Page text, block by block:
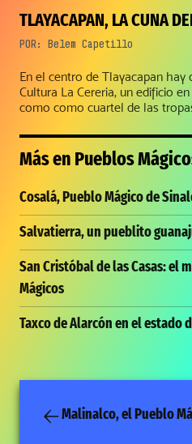
TLAYACAPAN, LA CUNA
POR: Belem Capetillo
En el centro de Tlayacapan hay
Cultura La Cereria, un edificio
como como cuartel de las
Más en Pueblos
Cosalá, Pueblo Mágico de
Salvatierra, un pueblito
San Cristóbal de las Casas: el
Mágicos
Taxco de Alarcón en el estado
Malinalco, el Pueblo